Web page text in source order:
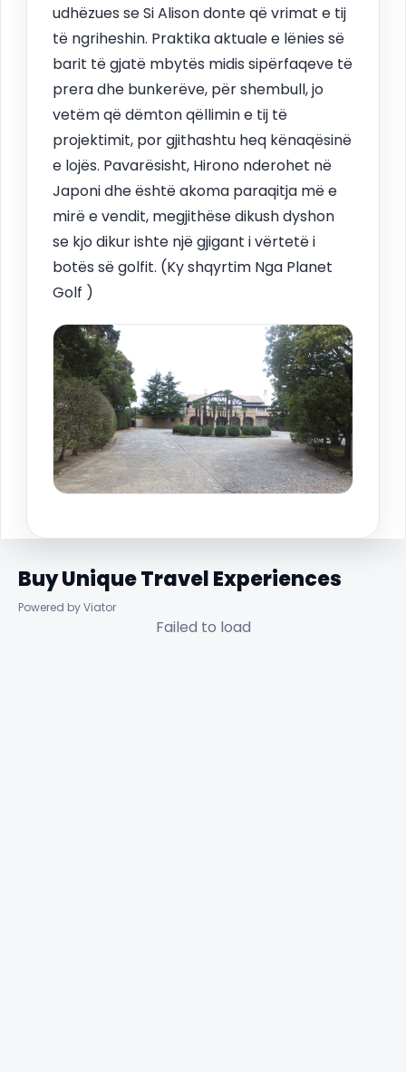
udhëzues se Si Alison donte që vrimat e tij
të ngriheshin. Praktika aktuale e lënies së
barit të gjatë mbytës midis sipërfaqeve të
prera dhe bunkerëve, për shembull, jo
vetëm që dëmton qëllimin e tij të
projektimit, por gjithashtu heq kënaqësinë
e lojës. Pavarësisht, Hirono nderohet në
Japoni dhe është akoma paraqitja më e
mirë e vendit, megjithëse dikush dyshon
se kjo dikur ishte një gjigant i vërtetë i
botës së golfit. (Ky shqyrtim Nga Planet
Golf )
Buy Unique Travel Experiences
Powered by Viator
Failed to load